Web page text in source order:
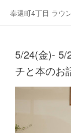
奉還町4丁目 ラウ
5/24(金)- 5/
チと本のお